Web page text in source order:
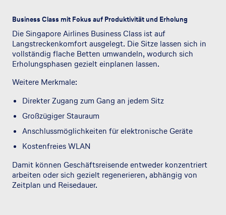
Business Class mit Fokus auf Produktivität und Erholung
Die Singapore Airlines Business Class ist auf
Langstreckenkomfort ausgelegt. Die Sitze lassen sich in
vollständig flache Betten umwandeln, wodurch sich
Erholungsphasen gezielt einplanen lassen.
Weitere Merkmale:
Direkter Zugang zum Gang an jedem Sitz
Großzügiger Stauraum
Anschlussmöglichkeiten für elektronische Geräte
Kostenfreies WLAN
Damit können Geschäftsreisende entweder konzentriert
arbeiten oder sich gezielt regenerieren, abhängig von
Zeitplan und Reisedauer.